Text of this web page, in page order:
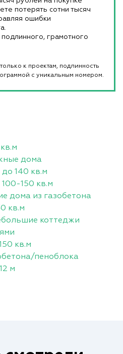
потерять сотни тысяч
ошибки
грамотного
к проектам, подлинность
с уникальным номером.
дома
140 кв.м
150 кв.м
дома из газобетона
кв.м
коттеджи
кв.м
пеноблока
м